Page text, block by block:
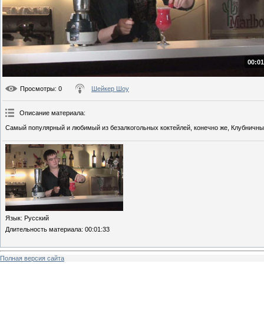
Просмотры: 0 Шейкер Шоу
Описание материала:
Самый популярный и любимый из безалкогольных коктейлей, конечно же,
Язык: Русский
Длительность материала: 00:01:33
Полная версия сайта